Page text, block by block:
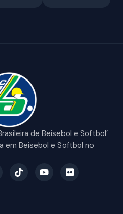
de Beisebol e Softbol’
em Beisebol e Softbol no